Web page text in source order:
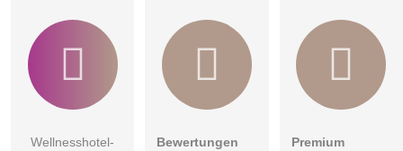
Wellnesshotel-
Bewertungen
Premium